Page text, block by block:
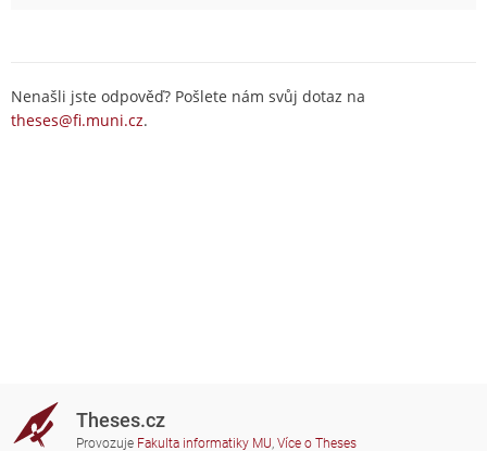
Nenašli jste odpověď? Pošlete nám svůj dotaz na
theses@fi.muni.cz.
Theses.cz
Provozuje Fakulta informatiky MU, Více o Theses